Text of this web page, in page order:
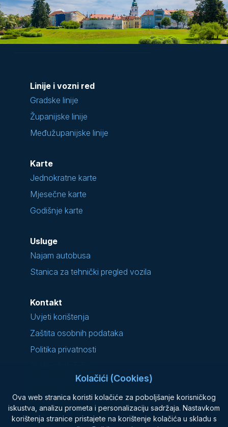
Kolačići (Cookies)
Ova web stranica koristi kolačiće za poboljšanje korisničkog
iskustva, analizu prometa i personalizaciju sadržaja. Nastavkom
korištenja stranice pristajete na korištenje kolačića u skladu s
Linije i vozni red
Gradske linije
Županijske linije
Međužupanijske linije
Karte
Jednokratne karte
Mjesečne karte
Godišnje karte
Usluge
Najam autobusa
Stanica za tehnički pregled vozila
Kontakt
Uvjeti korištenja
Zaštita osobnih podataka
Politika privatnosti
Podnošenje prigovora
Najčešće postavljana pitanja
Opći uvjeti prijevoza